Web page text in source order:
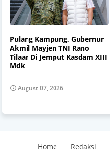
Pulang Kampung, Gubernur
Akmil Mayjen TNI Rano
Tilaar Di Jemput Kasdam XIII
Mdk
August 07, 2026
Home Redaksi